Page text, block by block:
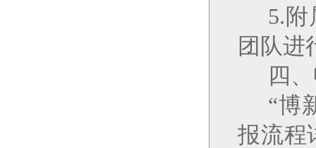
5.
团队进
四
“博
报流程